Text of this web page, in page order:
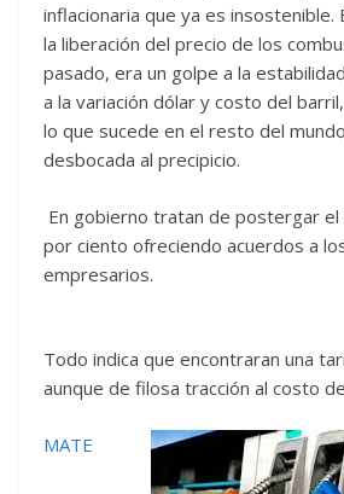
inflacionaria que ya es insostenible.
la liberación del precio de los
pasado, era un golpe a la
a la variación dólar y costo del
lo que sucede en el resto del
desbocada al precipicio.
En gobierno tratan de postergar
por ciento ofreciendo acuerdos a
empresarios.
Todo indica que encontraran una
aunque de filosa tracción al costo
MATE